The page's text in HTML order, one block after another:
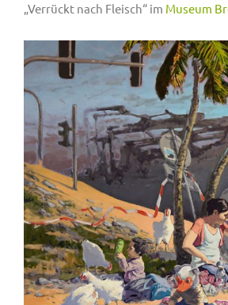
„Verrückt nach Fleisch“ im Museum